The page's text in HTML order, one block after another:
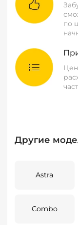
по
Другие
Astra
Combo